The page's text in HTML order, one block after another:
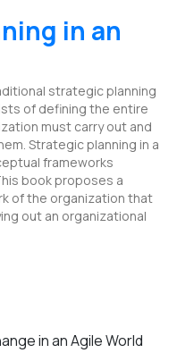
in an
strategic planning
of defining the entire
must carry out and
Strategic planning in a
frameworks
book proposes a
of the organization that
out an organizational